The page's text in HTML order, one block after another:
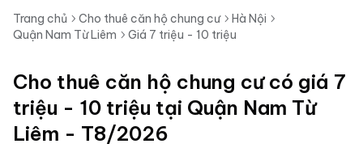
Trang chủ Cho thuê căn hộ chung cư
Hà Nội
Quận Nam Từ Liêm
Giá 7 triệu - 10 triệu
Cho thuê căn hộ chung cư có giá 7
triệu - 10 triệu tại Quận Nam Từ
Liêm - T8/2026